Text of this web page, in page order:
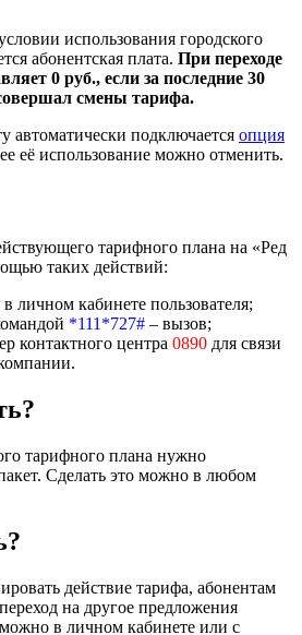
использования городского
абонентская плата. При переходе
0 руб., если за последние 30
смены тарифа.
автоматически подключается опция
её использование можно отменить.
тарифного плана на «Ред
таких действий:
личном кабинете пользователя;
*111*727# – вызов;
контактного центра 0890 для связи
тарифного плана нужно
Сделать это можно в любом
действие тарифа, абонентам
на другое предложения
в личном кабинете или с